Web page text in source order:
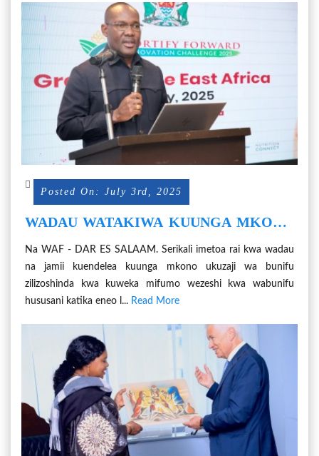
Posted On: July 3rd, 2025
WADAU WATAKIWA KUUNGA MKONO
Na WAF - DAR ES SALAAM. Serikali imetoa rai kwa wadau
na jamii kuendelea kuunga mkono ukuzaji wa bunifu
zilizoshinda kwa kuweka mifumo wezeshi kwa wabunifu
hususani katika eneo l... Read More